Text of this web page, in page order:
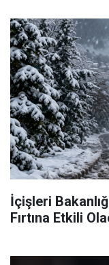
İçişleri
Fırtına Etkili